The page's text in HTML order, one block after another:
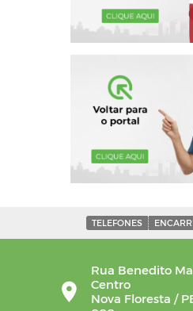
TELEFONES
Rua Benedito
Centro
Nova Floresta /